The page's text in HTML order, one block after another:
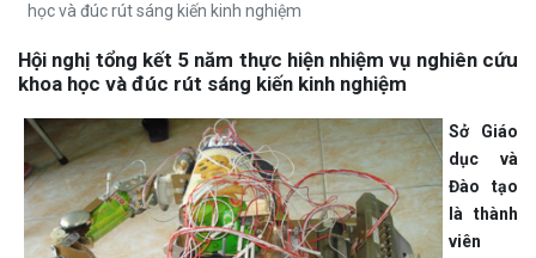
học và đúc rút sáng kiến kinh nghiệm
Hội nghị tổng kết 5 năm thực hiện nhiệm vụ nghiên cứu
khoa học và đúc rút sáng kiến kinh nghiệm
Sở Giáo
dục và
Đào tạo
là thành
viên